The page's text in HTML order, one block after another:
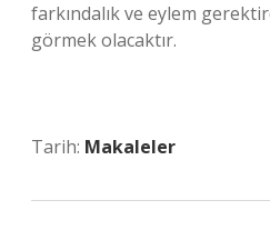
farkındalık ve eylem
görmek olacaktır.
Tarih: Makaleler